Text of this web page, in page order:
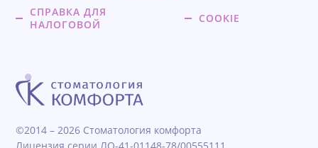
СПРАВКА ДЛЯ
НАЛОГОВОЙ
COOKIE
©2014 – 2026 Стоматология комфорта